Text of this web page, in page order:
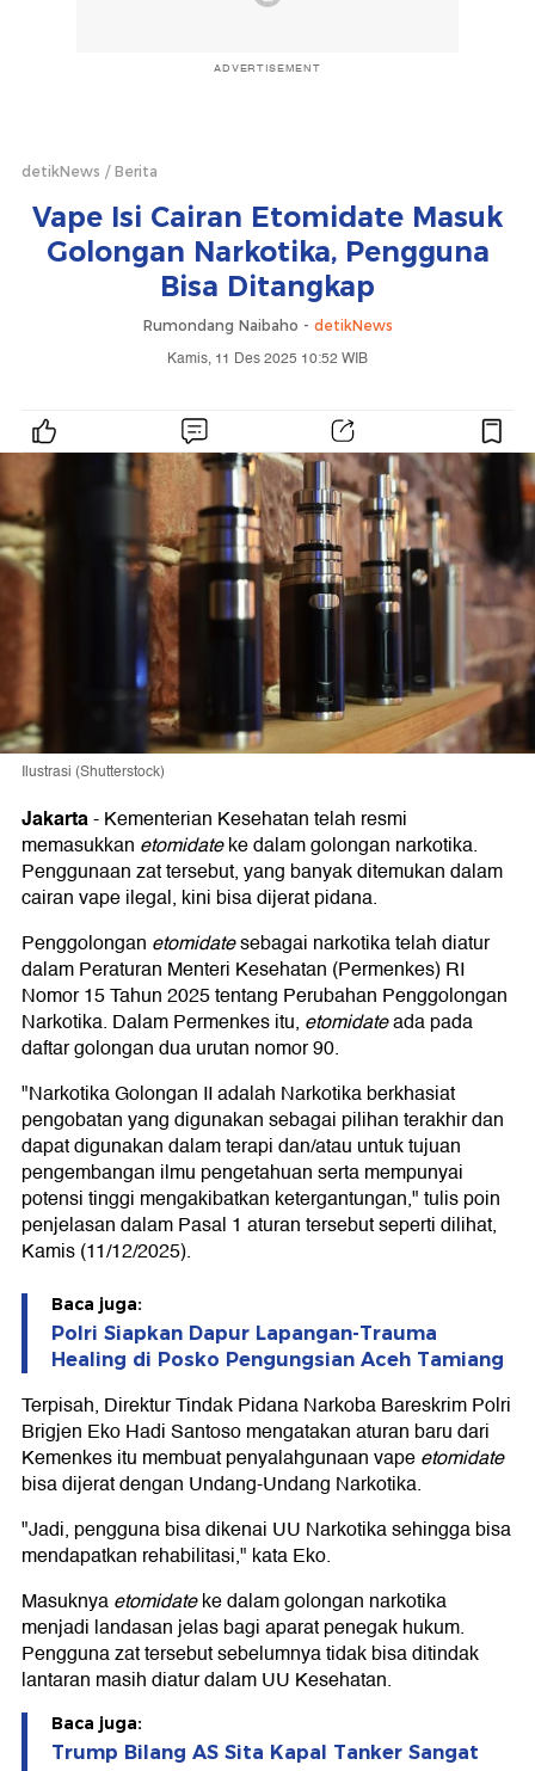
ADVERTISEMENT
detikNews Berita
Vape Isi Cairan Etomidate Masuk
Golongan Narkotika, Pengguna
Bisa Ditangkap
Rumondang Naibaho - detikNews
Kamis, 11 Des 2025 10:52 WIB
Ilustrasi (Shutterstock)
Jakarta-Kementerian Kesehatan telah resmi
memasukkan etomidateke dalam golongan narkotika.
Penggunaan zat tersebut, yang banyak ditemukan dalam
cairan vape ilegal, kini bisa dijerat pidana.
Penggolongan etomidatesebagai narkotika telah diatur
dalam Peraturan Menteri Kesehatan (Permenkes) RI
Nomor 15 Tahun 2025 tentang Perubahan Penggolongan
Narkotika. Dalam Permenkes itu, etomidateada pada
daftar golongan dua urutan nomor 90.
"Narkotika Golongan II adalah Narkotika berkhasiat
pengobatan yang digunakan sebagai pilihan terakhir dan
dapat digunakan dalam terapi dan/atau untuk tujuan
pengembangan ilmu pengetahuan serta mempunyai
potensi tinggi mengakibatkan ketergantungan," tulis poin
penjelasan dalam Pasal 1 aturan tersebut seperti dilihat,
Kamis (11/12/2025).
Baca juga:
Polri Siapkan Dapur Lapangan-Trauma
Healing di Posko Pengungsian Aceh Tamiang
Terpisah, Direktur Tindak Pidana Narkoba Bareskrim Polri
Brigjen Eko Hadi Santoso mengatakan aturan baru dari
Kemenkes itu membuat penyalahgunaan vapeetomidate
bisa dijerat dengan Undang-Undang Narkotika.
"Jadi, pengguna bisa dikenai UU Narkotika sehingga bisa
mendapatkan rehabilitasi," kata Eko.
Masuknyaetomidateke dalam golongan narkotika
menjadi landasan jelas bagi aparat penegak hukum.
Pengguna zat tersebut sebelumnya tidak bisa ditindak
lantaran masih diatur dalam UU Kesehatan.
Baca juga:
Trump Bilang AS Sita Kapal Tanker Sangat